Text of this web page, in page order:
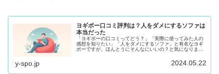
ヨギボー口コミ評判は？人をダメにするソファは
本当だった
「ヨギボーの口コミってどう？」「実際に使ってみた人の
感想を知りたい」「人をダメにするソファ」と有名なヨギ
ボーですが、ほんとうにそんなにいいの？と気になります
y-spo.jp 2024.05.22